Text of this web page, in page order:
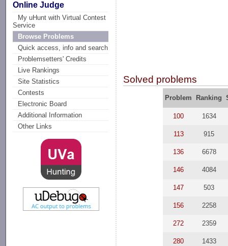
Online Judge
My uHunt with Virtual Contest
Service
Browse Problems
Quick access, info and search
Problemsetters' Credits
Live Rankings
Site Statistics
Contests
Electronic Board
Additional Information
Other Links
Solved problems
Problem Ranking
100 1634
113 915
136 6678
146 4084
147 503
156 2258
272 2359
280 1433